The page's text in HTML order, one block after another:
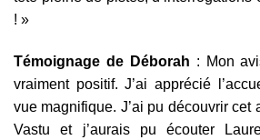
! »
Témoignage de Déborah : Mon
vraiment positif. J’ai apprécié
vue magnifique. J’ai pu découvrir cet
Vastu et j’aurais pu écouter